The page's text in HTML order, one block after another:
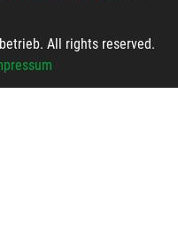
All rights reserved.